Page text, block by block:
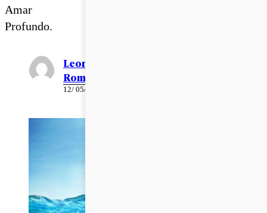
Amar
Profundo.
Leonardo
Romero
12/ 05/ 2023